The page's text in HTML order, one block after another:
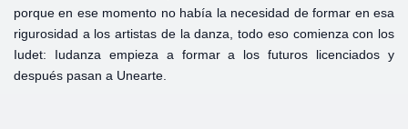
porque en ese momento no había la necesidad de formar en esa
rigurosidad a los artistas de la danza, todo eso comienza con los
Iudet: Iudanza empieza a formar a los futuros licenciados y
después pasan a Unearte.